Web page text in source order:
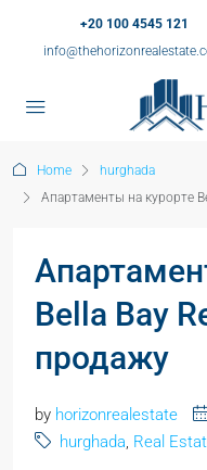
+20 100 4545 121
Home
hurghada
Апартаменты на курорте
Bella Bay
продажу
by horizonrealestate
hurghada, Real